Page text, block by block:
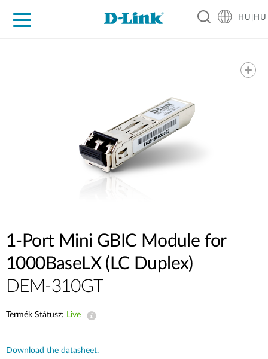
HU|HU
1-Port Mini GBIC Module for
1000BaseLX (LC Duplex)
DEM-310GT
Termék Státusz: Live
Download the datasheet.